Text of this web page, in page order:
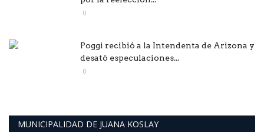
0
Poggi recibió a la Intendenta de Arizona y
desató especulaciones...
0
MUNICIPALIDAD DE JUANA KOSLAY